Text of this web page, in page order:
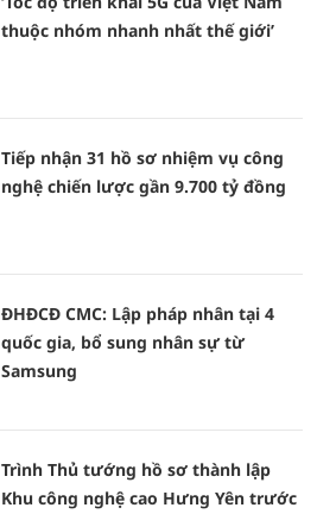
thuộc nhóm nhanh nhất thế giới’
Tiếp nhận 31 hồ sơ nhiệm vụ công
nghệ chiến lược gần 9.700 tỷ đồng
ĐHĐCĐ CMC: Lập pháp nhân tại 4
quốc gia, bổ sung nhân sự từ
Samsung
Trình Thủ tướng hồ sơ thành lập
Khu công nghệ cao Hưng Yên trước